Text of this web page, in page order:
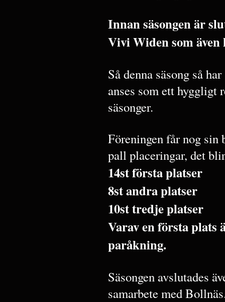
Innan säsongen är
Vivi Widen som
Så denna säsong så
anses som ett hyggligt
säsonger.
Föreningen får nog sin
pall placeringar, det
14st första platser
8st andra platser
10st tredje platser
Varav en första plats
paråkning.
Säsongen avslutades
samarbete med